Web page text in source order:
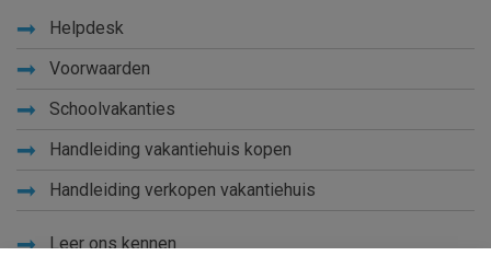
Helpdesk
Voorwaarden
Schoolvakanties
Handleiding vakantiehuis kopen
Handleiding verkopen vakantiehuis
Leer ons kennen